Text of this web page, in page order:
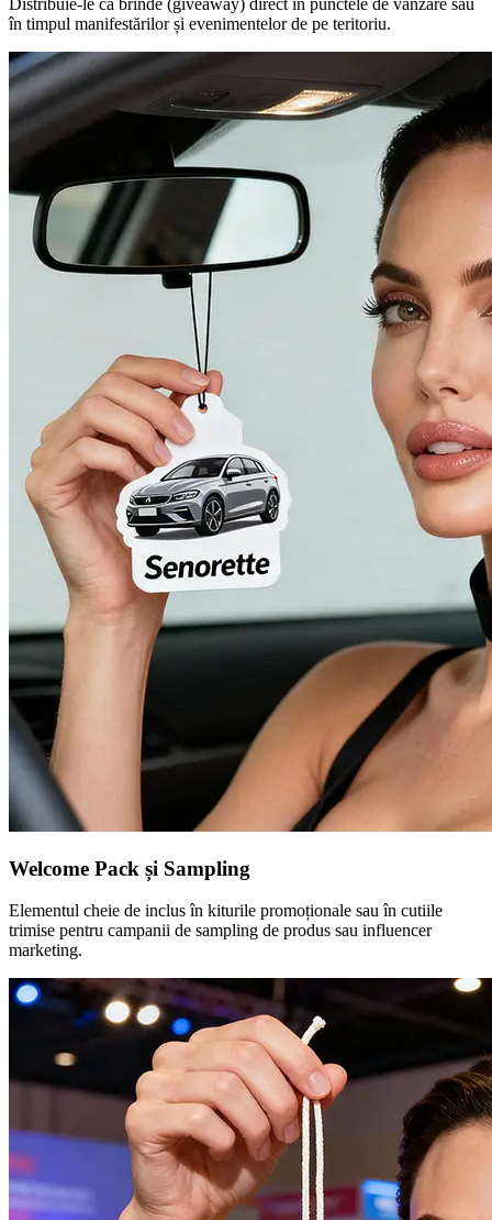
în timpul manifestărilor și evenimentelor de pe teritoriu.
Welcome Pack și Sampling
Elementul cheie de inclus în kiturile promoționale sau în cutiile
trimise pentru campanii de sampling de produs sau influencer
marketing.